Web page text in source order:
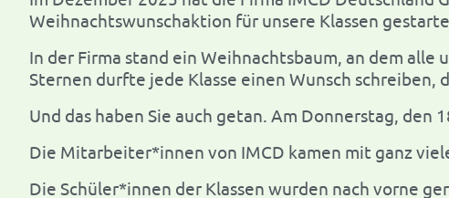
Weihnachtswunschaktion für unsere Klassen
In der Firma stand ein Weihnachtsbaum, an dem alle
Sternen durfte jede Klasse einen Wunsch schreiben,
Und das haben Sie auch getan. Am Donnerstag, den
Die Mitarbeiter*innen von IMCD kamen mit ganz
Die Schüler*innen der Klassen wurden nach vorne